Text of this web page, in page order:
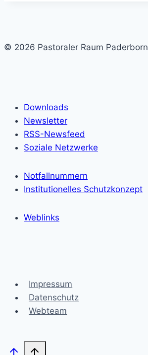
© 2026 Pastoraler Raum Paderborn
Downloads
Newsletter
RSS-Newsfeed
Soziale Netzwerke
Notfallnummern
Institutionelles Schutzkonzept
Weblinks
Impressum
Datenschutz
Webteam